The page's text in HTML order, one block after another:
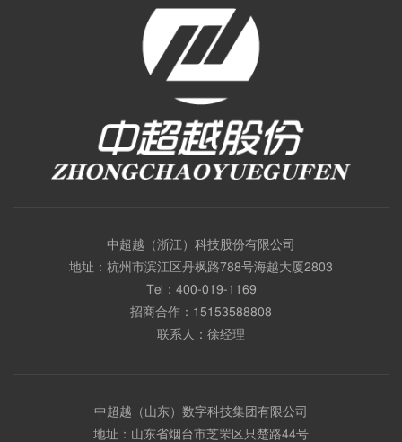
中超越（浙江）科技股份有限公司
地址：杭州市滨江区丹枫路788号海越大厦2803
Tel： 400-019-1169
招商合作： 15153588808
联系人：徐经理
中超越（山东）数字科技集团有限公司
地址：山东省烟台市芝罘区只楚路44号